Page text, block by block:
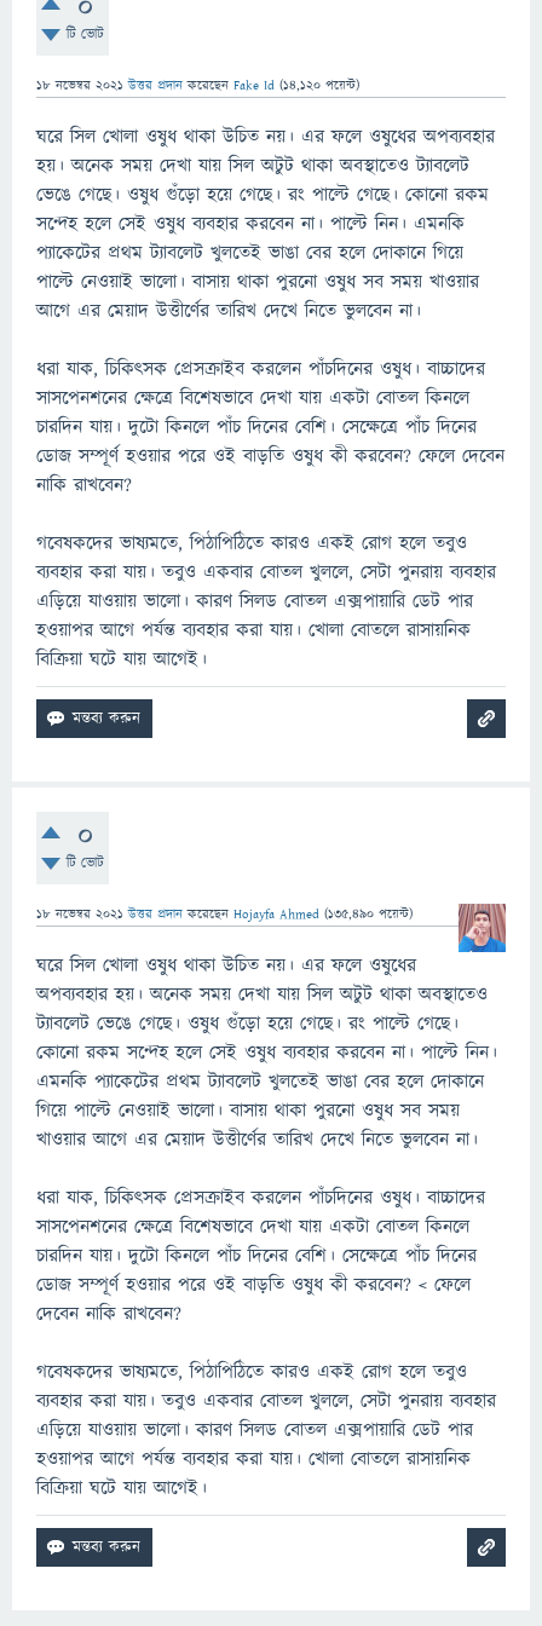
টি ভোট
18 নভেম্বর 2021 উত্তর প্রদান করেছেন Fake Id (14,120 পয়েন্ট)
ঘরে সিল খোলা ওষুধ থাকা উচিত নয়। এর ফলে ওষুধের অপব্যবহার
হয়। অনেক সময় দেখা যায় সিল অটুট থাকা অবস্থাতেও ট্যাবলেট
ভেঙে গেছে। ওষুধ গুঁড়ো হয়ে গেছে। রং পাল্টে গেছে। কোনো রকম
সন্দেহ হলে সেই ওষুধ ব্যবহার করবেন না। পাল্টে নিন। এমনকি
প্যাকেটের প্রথম ট্যাবলেট খুলতেই ভাঙা বের হলে দোকানে গিয়ে
পাল্টে নেওয়াই ভালো। বাসায় থাকা পুরনো ওষুধ সব সময় খাওয়ার
আগে এর মেয়াদ উত্তীর্ণের তারিখ দেখে নিতে ভুলবেন না।
ধরা যাক, চিকিৎসক প্রেসক্রাইব করলেন পাঁচদিনের ওষুধ। বাচ্চাদের
সাসপেনশনের ক্ষেত্রে বিশেষভাবে দেখা যায় একটা বোতল কিনলে
চারদিন যায়। দুটো কিনলে পাঁচ দিনের বেশি। সেক্ষেত্রে পাঁচ দিনের
ডোজ সম্পূর্ণ হওয়ার পরে ওই বাড়তি ওষুধ কী করবেন? ফেলে দেবেন
নাকি রাখবেন?
গবেষকদের ভাষ্যমতে, পিঠাপিঠিতে কারও একই রোগ হলে তবুও
ব্যবহার করা যায়। তবুও একবার বোতল খুললে, সেটা পুনরায় ব্যবহার
এড়িয়ে যাওয়ায় ভালো। কারণ সিলড বোতল এক্সপায়ারি ডেট পার
হওয়াপর আগে পর্যন্ত ব্যবহার করা যায়। খোলা বোতলে রাসায়নিক
বিক্রিয়া ঘটে যায় আগেই।
0
টি ভোট
18 নভেম্বর 2021 উত্তর প্রদান করেছেন Hojayfa Ahmed (135,490 পয়েন্ট)
ঘরে সিল খোলা ওষুধ থাকা উচিত নয়। এর ফলে ওষুধের
অপব্যবহার হয়। অনেক সময় দেখা যায় সিল অটুট থাকা অবস্থাতেও
ট্যাবলেট ভেঙে গেছে। ওষুধ গুঁড়ো হয়ে গেছে। রং পাল্টে গেছে।
কোনো রকম সন্দেহ হলে সেই ওষুধ ব্যবহার করবেন না। পাল্টে নিন।
এমনকি প্যাকেটের প্রথম ট্যাবলেট খুলতেই ভাঙা বের হলে দোকানে
গিয়ে পাল্টে নেওয়াই ভালো। বাসায় থাকা পুরনো ওষুধ সব সময়
খাওয়ার আগে এর মেয়াদ উত্তীর্ণের তারিখ দেখে নিতে ভুলবেন না।
ধরা যাক, চিকিৎসক প্রেসক্রাইব করলেন পাঁচদিনের ওষুধ। বাচ্চাদের
সাসপেনশনের ক্ষেত্রে বিশেষভাবে দেখা যায় একটা বোতল কিনলে
চারদিন যায়। দুটো কিনলে পাঁচ দিনের বেশি। সেক্ষেত্রে পাঁচ দিনের
ডোজ সম্পূর্ণ হওয়ার পরে ওই বাড়তি ওষুধ কী করবেন? < ফেলে
দেবেন নাকি রাখবেন?
গবেষকদের ভাষ্যমতে, পিঠাপিঠিতে কারও একই রোগ হলে তবুও
ব্যবহার করা যায়। তবুও একবার বোতল খুললে, সেটা পুনরায় ব্যবহার
এড়িয়ে যাওয়ায় ভালো। কারণ সিলড বোতল এক্সপায়ারি ডেট পার
হওয়াপর আগে পর্যন্ত ব্যবহার করা যায়। খোলা বোতলে রাসায়নিক
বিক্রিয়া ঘটে যায় আগেই।